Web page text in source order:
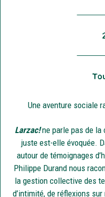
Une aventure sociale
Larzac!ne parle pas de la
juste est-elle évoquée.
autour de témoignages
Philippe Durand nous
la gestion collective des
d’intimité, de réflexions